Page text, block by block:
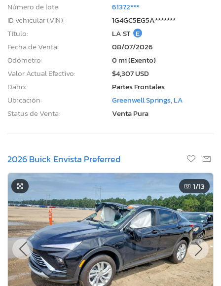
Número de lote:
61372***
ID vehicular (VIN):
1G4GC5EG5A*******
Título:
LA ST E
Fecha de Venta:
08/07/2026
Odómetro:
0 mi (Exento)
Valor Actual Efectivo:
$4,307 USD
Daño:
Partes Frontales
Ubicación:
Greenwell Springs, LA
Status de Venta:
Venta Pura
2026 Buick Envista Preferred
1/13